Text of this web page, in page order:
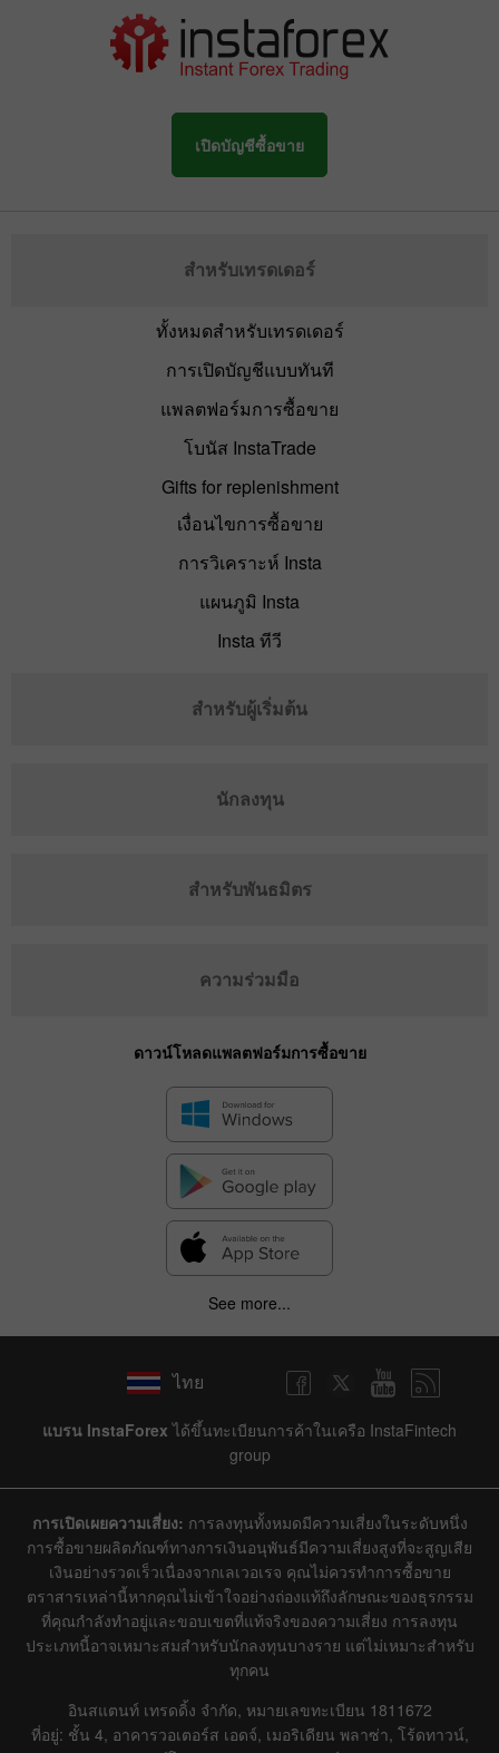
เปิดบัญชีซื้อขาย
สำหรับเทรดเดอร์
ทั้งหมดสำหรับเทรดเดอร์
การเปิดบัญชีแบบทันที
แพลตฟอร์มการซื้อขาย
โบนัส InstaTrade
Gifts for replenishment
เงื่อนไขการซื้อขาย
การวิเคราะห์ Insta
แผนภูมิ Insta
Insta ทีวี
สำหรับผู้เริ่มต้น
นักลงทุน
สำหรับพันธมิตร
ความร่วมมือ
ดาวน์โหลดแพลตฟอร์มการซื้อขาย
See more...
ไทย
แบรน InstaForex ได้ขึ้นทะเบียนการค้าในเครือ InstaFintech
group
การเปิดเผยความเสี่ยง: การลงทุนทั้งหมดมีความเสี่ยงในระดับหนึ่ง
การซื้อขายผลิตภัณฑ์ทางการเงินอนุพันธ์มีความเสี่ยงสูงที่จะสูญเสีย
เงินอย่างรวดเร็วเนื่องจากเลเวอเรจ คุณไม่ควรทำการซื้อขาย
ตราสารเหล่านี้หากคุณไม่เข้าใจอย่างถ่องแท้ถึงลักษณะของธุรกรรม
ที่คุณกำลังทำอยู่และขอบเขตที่แท้จริงของความเสี่ยง การลงทุน
ประเภทนี้อาจเหมาะสมสำหรับนักลงทุนบางราย แต่ไม่เหมาะสำหรับ
ทุกคน
อินสแตนท์ เทรดดิ้ง จำกัด, หมายเลขทะเบียน 1811672
ที่อยู่: ชั้น 4, อาคารวอเตอร์ส เอดจ์, เมอริเดียน พลาซ่า, โร้ดทาวน์,